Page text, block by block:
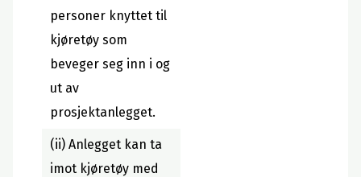
personer knyttet til
kjøretøy som
beveger seg inn i og
ut av
prosjektanlegget.
(ii) Anlegget kan ta
imot kjøretøy med